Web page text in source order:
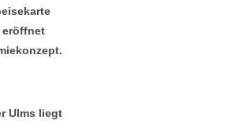
eröffnet
Ulms liegt